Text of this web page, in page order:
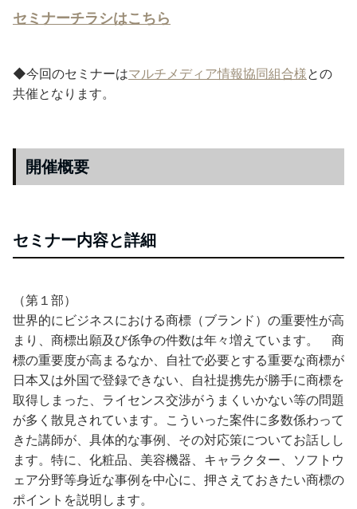
セミナーチラシはこちら
◆今回のセミナーはマルチメディア情報協同組合様との
共催となります。
開催概要
セミナー内容と詳細
（第１部）
世界的にビジネスにおける商標（ブランド）の重要性が高
まり、商標出願及び係争の件数は年々増えています。 商
標の重要度が高 まるなか、自社で必要とする重要な商標が
日本又は外国で登録できない、自社提携先が勝手に商標を
取得しまった、ライセンス交渉がうまくいかない等の問題
が多く散見されています。こういった案件に多数係わって
きた講師が、具体的な事例、その対応策についてお話しし
ます。特に、化粧品、美容機器、キャラクター、ソフトウ
ェア分野等身近な事例を中心に、押さえておきたい商標の
ポイントを説明します。